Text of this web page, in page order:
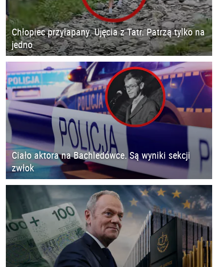
Chłopiec przyłapany. Ujęcia z Tatr. Patrzą tylko na
jedno
Ciało aktora na Bachledówce. Są wyniki sekcji
zwłok